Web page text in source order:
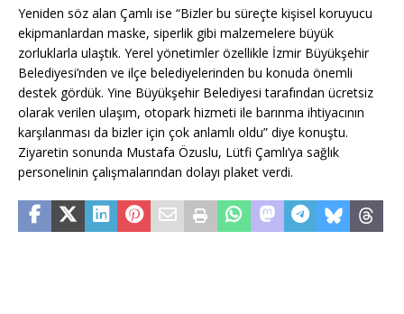
Yeniden söz alan Çamlı ise “Bizler bu süreçte kişisel koruyucu
ekipmanlardan maske, siperlik gibi malzemelere büyük
zorluklarla ulaştık. Yerel yönetimler özellikle İzmir Büyükşehir
Belediyesi’nden ve ilçe belediyelerinden bu konuda önemli
destek gördük. Yine Büyükşehir Belediyesi tarafından ücretsiz
olarak verilen ulaşım, otopark hizmeti ile barınma ihtiyacının
karşılanması da bizler için çok anlamlı oldu” diye konuştu.
Ziyaretin sonunda Mustafa Özuslu, Lütfi Çamlı’ya sağlık
personelinin çalışmalarından dolayı plaket verdi.